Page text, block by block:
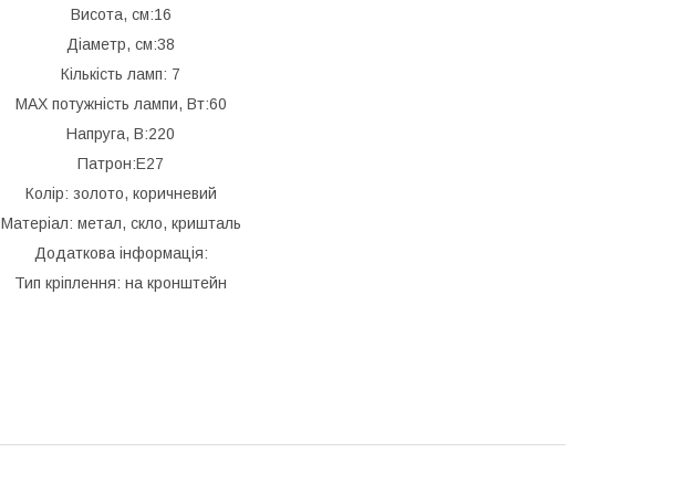
Висота, см:16
Діаметр, см:38
Кількість ламп: 7
MAX потужність лампи, Вт:60
Напруга, В:220
Патрон:Е27
Колір: золото, коричневий
Матеріал: метал, скло, кришталь
Додаткова інформація:
Тип кріплення: на кронштейн